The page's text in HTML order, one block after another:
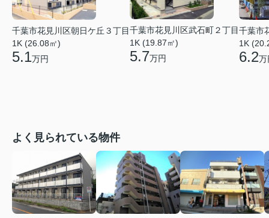
千葉市花見川区朝日ケ丘３丁目
1K (26.08㎡)
5.1万円
千葉市花見川区武石町２丁目
1K (19.87㎡)
5.7万円
千葉市
1K
6.2万
よく見られている物件